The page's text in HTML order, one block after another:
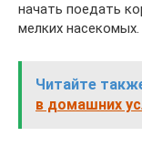
начать поедать
мелких насекомых.
Читайте
в домашних